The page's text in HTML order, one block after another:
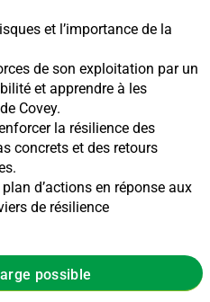
et l’importance de la
de son exploitation par un
et apprendre à les
Covey.
la résilience des
concrets et des retours
d’actions en réponse aux
de résilience
possible